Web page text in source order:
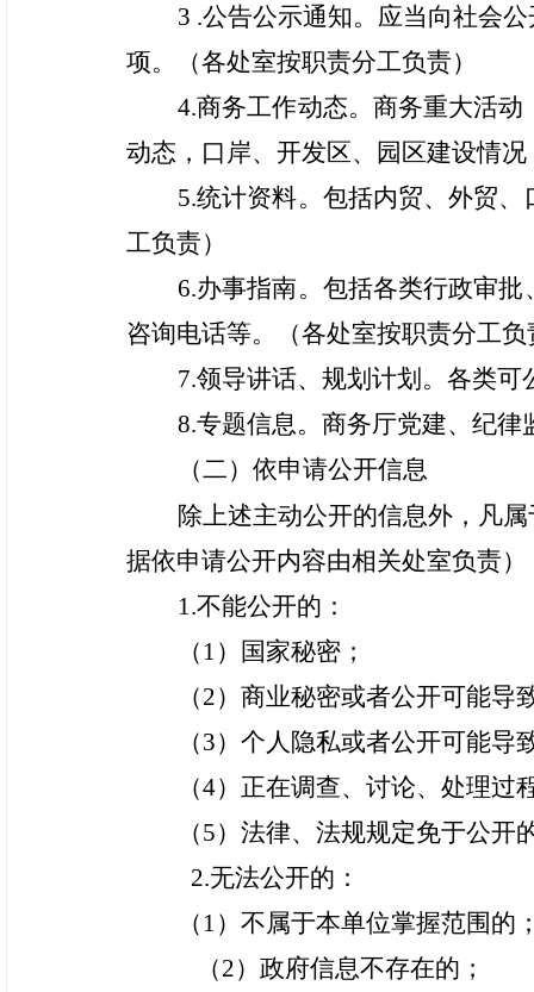
3 .公告公示通知。应当向社会
项。（各处室按职责分工负责）
4.商务工作动态。商务重大活
动态，口岸、开发区、园区建设情
5.统计资料。包括内贸、外贸
工负责）
6.办事指南。包括各类行政审
咨询电话等。（各处室按职责分工负
7.领导讲话、规划计划。各类
8.专题信息。商务厅党建、纪
（二）依申请公开信息
除上述主动公开的信息外，凡
据依申请公开内容由相关处室负责）
1.不能公开的：
（1）国家秘密；
（2）商业秘密或者公开可能导
（3）个人隐私或者公开可能
（4）正在调查、讨论、处理过
（5）法律、法规规定免于公开
2.无法公开的：
（1）不属于本单位掌握范围的
（2）政府信息不存在的；